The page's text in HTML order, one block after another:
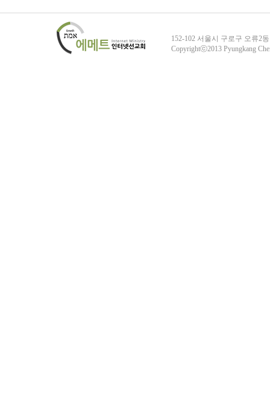
152-102 서울시 구로구 오류2
Copyrightⓒ2013 Pyungkang